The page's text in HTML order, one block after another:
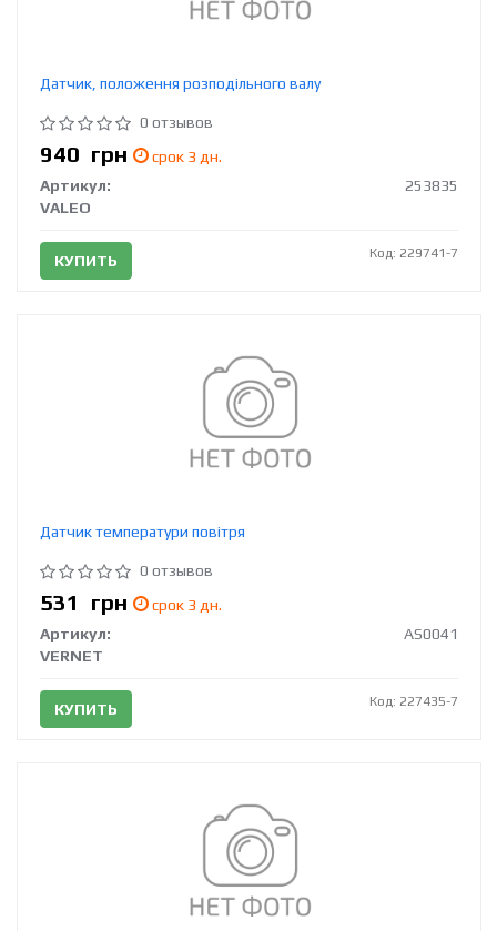
Датчик, положення розподільного валу
0 отзывов
940 грн
срок 3 дн.
Артикул:
253835
VALEO
КУПИТЬ Код: 229741-7
Датчик температури повітря
0 отзывов
531 грн
срок 3 дн.
Артикул:
AS0041
VERNET
КУПИТЬ Код: 227435-7